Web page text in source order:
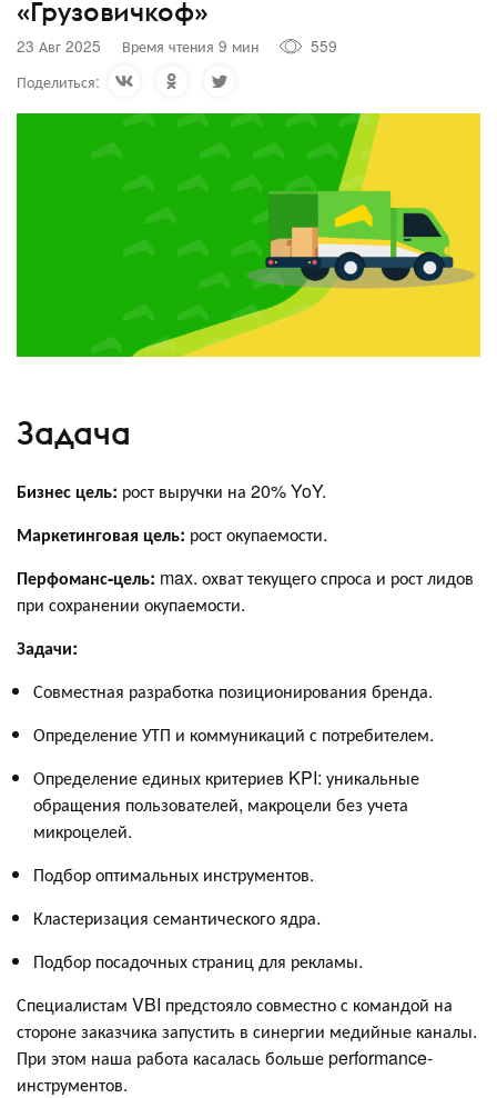
«Грузовичкоф»
23 Авг 2025 Время чтения 9 мин
559
Поделиться:
Задача
Бизнес цель: рост выручки на 20% YoY.
Маркетинговая цель: рост окупаемости.
Перфоманс-цель: max. охват текущего спроса и рост лидов
при сохранении окупаемости.
Задачи:
Совместная разработка позиционирования бренда.
Определение УТП и коммуникаций с потребителем.
Определение единых критериев KPI: уникальные
обращения пользователей, макроцели без учета
микроцелей.
Подбор оптимальных инструментов.
Кластеризация семантического ядра.
Подбор посадочных страниц для рекламы.
Специалистам VBI предстояло совместно с командой на
стороне заказчика запустить в синергии медийные каналы.
При этом наша работа касалась больше performance-
инструментов.